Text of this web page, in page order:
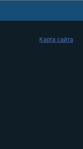
Карта сайта